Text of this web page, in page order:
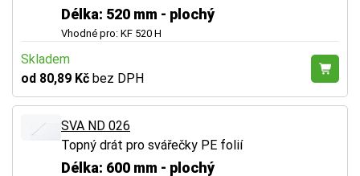
Délka: 520 mm - plochý
Vhodné pro: KF 520 H
Skladem
od 80,89 Kč bez DPH
SVA ND 026
Topný drát pro svářečky PE folií
Délka: 600 mm - plochý